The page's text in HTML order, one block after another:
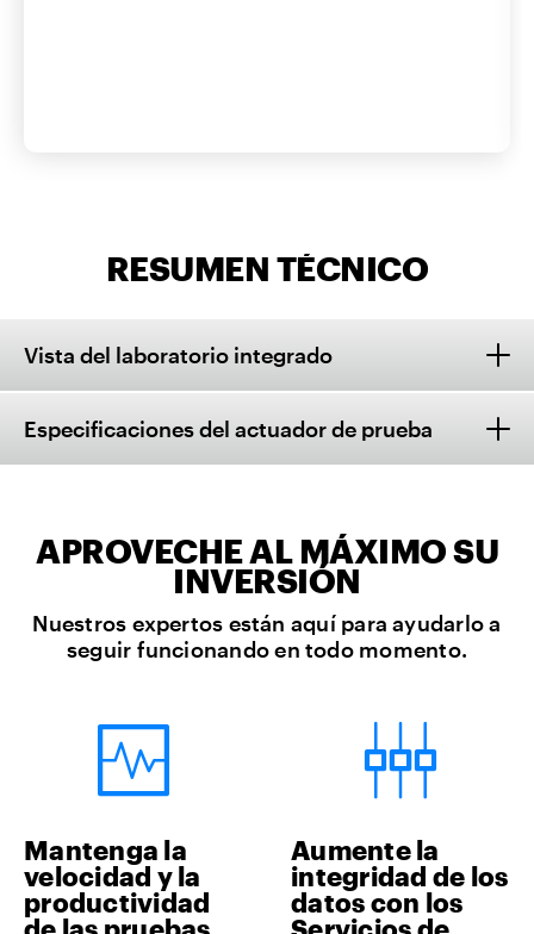
RESUMEN TÉCNICO
Vista del laboratorio integrado
Especificaciones del actuador de prueba
APROVECHE AL MÁXIMO SU
INVERSIÓN
Nuestros expertos están aquí para ayudarlo a
seguir funcionando en todo momento.
Mantenga la
velocidad y la
productividad
Aumente la
integridad de los
datos con los